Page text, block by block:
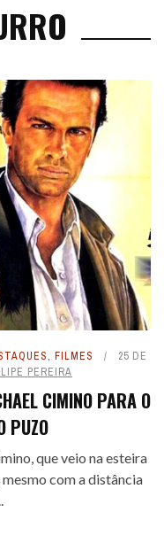
, FILMES
25 DE
PEREIRA
CIMINO PARA O
PUZO
que veio na esteira
com a distância